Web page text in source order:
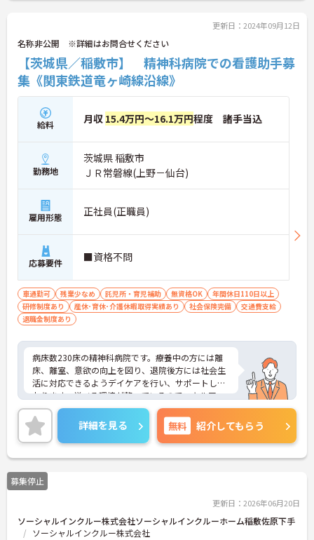
更新日：2024年09月12日
名称非公開 ※詳細はお問合せください
【茨城県／稲敷市】 精神科病院での看護助手募
集《関東鉄道竜ヶ崎線沿線》
給料 月収 15.4万円～16.1万円程度 諸手当込
勤務地
茨城県 稲敷市
ＪＲ常磐線(上野－仙台)
雇用形態 正社員(正職員)
応募要件 ■資格不問
車通勤可 残業少なめ 託児所・育児補助 無資格OK
年間休日110日以上
研修制度あり
産休･育休･介護休暇取得実績あり 社会保険完備
交通費支給
退職金制度あり
病床数230床の精神科病院です。療養中の方には離
床、離室、意欲の向上を図り、退院後方には社会生
活に対応できるようデイケアを行い、サポートして
おります。学べる環境が整っているのでスキルアッ
プを図りたい方にもオススメです。ご興味のある方
はお気軽にお問い合わせ下さいませ。
詳細を見る 無料 紹介してもらう
募集停止
更新日：2026年06月20日
ソーシャルインクルー株式会社ソーシャルインクルーホーム稲敷佐原下手
ソーシャルインクルー株式会社